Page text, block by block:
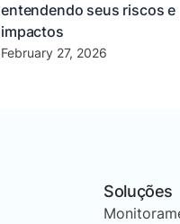
entendendo seus riscos e
impactos
February 27, 2026
Soluções